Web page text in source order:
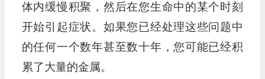
体内缓慢积聚，然后在您生命中的某个时刻
开始引起症状。如果您已经处理这些问题中
的任何一个数年甚至数十年，您可能已经积
累了大量的金属。